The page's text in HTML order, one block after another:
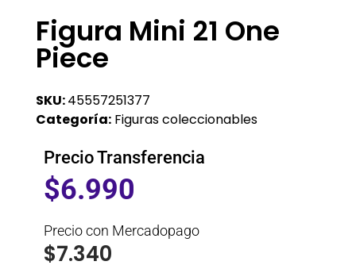
Figura Mini 21 One
Piece
SKU:45557251377
Categoría: Figuras coleccionables
Precio Transferencia
$6.990
Precio con Mercadopago
$7.340